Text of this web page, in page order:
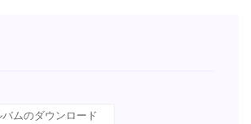
ムのダウンロード